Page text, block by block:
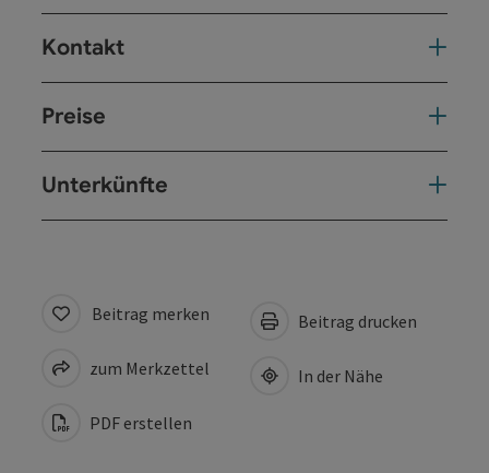
Kontakt
Preise
Unterkünfte
Beitrag merken
zum Merkzettel
PDF erstellen
Beitrag drucken
In der Nähe